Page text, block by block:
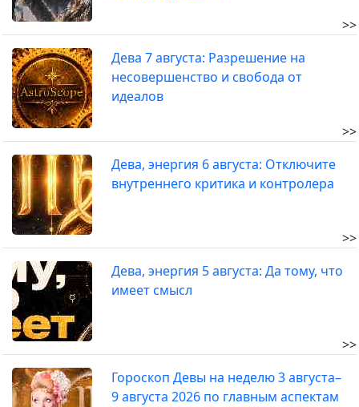
>>
Дева 7 августа: Разрешение на
несовершенство и свобода от
идеалов
>>
Дева, энергия 6 августа: Отключите
внутреннего критика и контролера
>>
Дева, энергия 5 августа: Да тому, что
имеет смысл
>>
Гороскоп Девы на неделю 3 августа–
9 августа 2026 по главным аспектам